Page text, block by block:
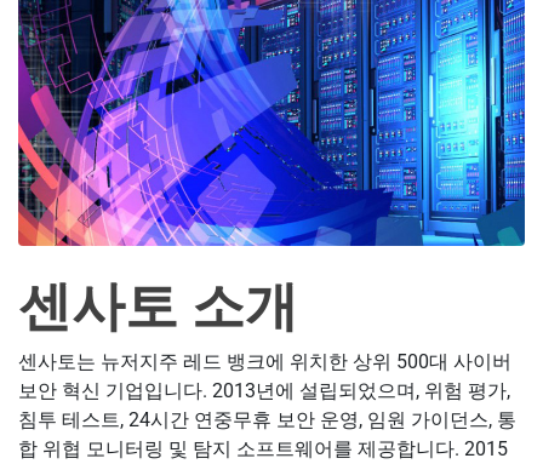
센사토 소개
센사토는 뉴저지주 레드 뱅크에 위치한 상위 500대 사이버
보안 혁신 기업입니다. 2013년에 설립되었으며, 위험 평가,
침투 테스트, 24시간 연중무휴 보안 운영, 임원 가이던스, 통
합 위협 모니터링 및 탐지 소프트웨어를 제공합니다. 2015